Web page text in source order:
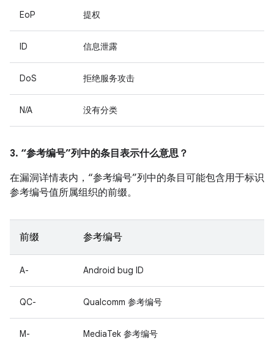
EoP 提权
ID 信息泄露
DoS 拒绝服务攻击
N/A 没有分类
3. “参考编号”列中的条目表示什么意思？
在漏洞详情表内，“参考编号”列中的条目可能包含用于标识
参考编号值所属组织的前缀。
前缀 参考编号
A- Android bug ID
QC- Qualcomm 参考编号
M- MediaTek 参考编号